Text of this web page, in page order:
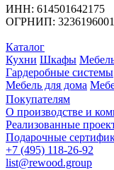
ИНН: 614501642175
ОГРНИП:
Каталог
Кухни Шкафы
Гардеробные системы
Мебель для дома
Покупателям
О производстве и
Реализованные
Подарочные
+7 (495) 118-26-92
list@rewood.group